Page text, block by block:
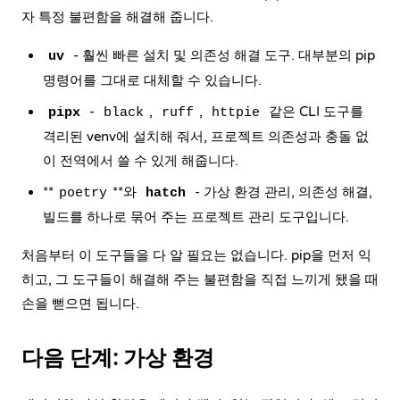
자 특정 불편함을 해결해 줍니다.
uv
- 훨씬 빠른 설치 및 의존성 해결 도구. 대부분의 pip
명령어를 그대로 대체할 수 있습니다.
pipx - black , ruff , httpie
같은 CLI 도구를
격리된 venv에 설치해 줘서, 프로젝트 의존성과 충돌 없
이 전역에서 쓸 수 있게 해줍니다.
** poetry **와 hatch
- 가상 환경 관리, 의존성 해결,
빌드를 하나로 묶어 주는 프로젝트 관리 도구입니다.
처음부터 이 도구들을 다 알 필요는 없습니다. pip을 먼저 익
히고, 그 도구들이 해결해 주는 불편함을 직접 느끼게 됐을 때
손을 뻗으면 됩니다.
다음 단계: 가상 환경